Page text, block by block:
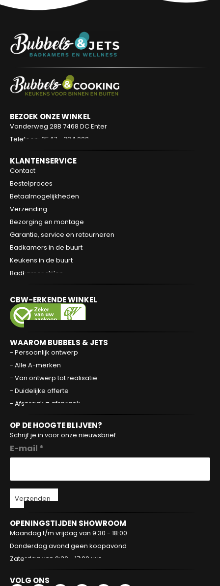
BEZOEK ONZE WINKEL
Vonderweg 28B 7468 DC Enter
Telefoon: 0547 - 384 000
KLANTENSERVICE
Contact
Bestelproces
Betaalmogelijkheden
Verzending
Bezorging en montage
Garantie, service en retourneren
Badkamers in de buurt
Keukens in de buurt
Badkamer stijlen
CBW-ERKENDE WINKEL
WAAROM BUBBELS & JETS
- Persoonlijk ontwerp
- Alle A-merken
- Van ontwerp tot realisatie
- Duidelijke offerte
- Afspraak = afspraak
OP DE HOOGTE BLIJVEN?
Schrijf je in voor onze nieuwsbrief.
E-mail *
Verzenden
OPENINGSTIJDEN SHOWROOM
Maandag t/m vrijdag van 9:30 - 18:00
Donderdag avond geen koopavond
Zaterdag van 9:30 - 17:00 uur
VOLG ONS